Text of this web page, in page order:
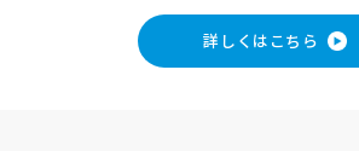
詳しくはこちら